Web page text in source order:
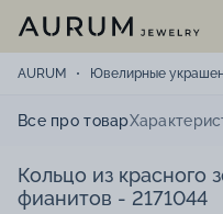
AURUM Ювелирные
Все про товар
Кольцо из красного
фианитов - 2171044